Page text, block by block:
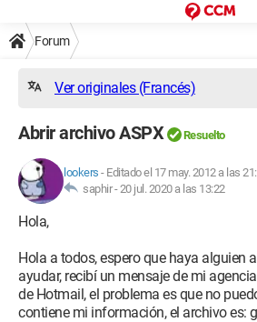
Forum
Ver originales (Francés)
Abrir archivo ASPX Resuelto
lookers - Editado el 17 may. 2012 a las
saphir -20 jul. 2020 a las 13:22
Hola,
Hola a todos, espero que haya alguien
ayudar, recibí un mensaje de mi
de Hotmail, el problema es que no
contiene mi información, el archivo es: